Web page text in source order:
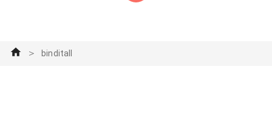
に割って救出！ 盲導犬協会の
訓練士さん曰く、お腹が丈夫で
＞ binditall